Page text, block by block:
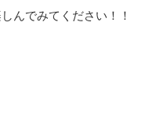
んでみてください！！